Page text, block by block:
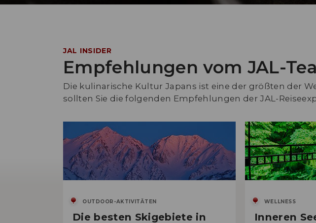
JAL INSIDER
Empfehlungen vom JAL-
Die kulinarische Kultur Japans ist eine der größten der
sollten Sie die folgenden Empfehlungen der JAL-
OUTDOOR-AKTIVITÄTEN
Die besten Skigebiete in
WELLNESS
Inneren